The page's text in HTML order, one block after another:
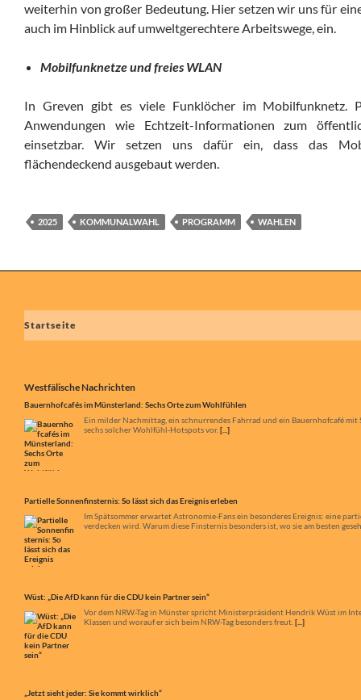
weiterhin von großer Bedeutung. Hier setzen wir uns für
auch im Hinblick auf umweltgerechtere Arbeitswege, ein.
Mobilfunknetze und freies WLAN
In Greven gibt es viele Funklöcher im Mobilfunknetz.
Anwendungen wie Echtzeit-Informationen zum
einsetzbar. Wir setzen uns dafür ein, dass das
flächendeckend ausgebaut werden.
2025 KOMMUNALWAHL PROGRAMM WAHLEN
Startseite
Westfälische Nachrichten
Bauernhofcafés im Münsterland: Sechs Orte zum Wohlfühlen
Partielle Sonnenfinsternis: So lässt sich das Ereignis erleben
Wüst: „Die AfD kann für die CDU kein Partner sein“
„Jetzt sieht jeder: Sie kommt wirklich“